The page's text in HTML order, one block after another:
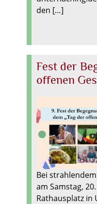
den […]
Fest der
offenen
Bei
am Samstag,
Rathausplatz in